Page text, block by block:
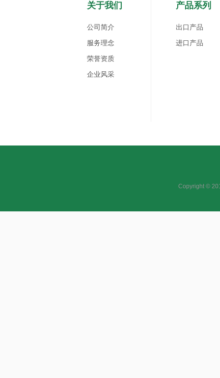
关于我们
公司简介
服务理念
荣誉资质
企业风采
产品系列
出口产品
进口产品
Copyright ©